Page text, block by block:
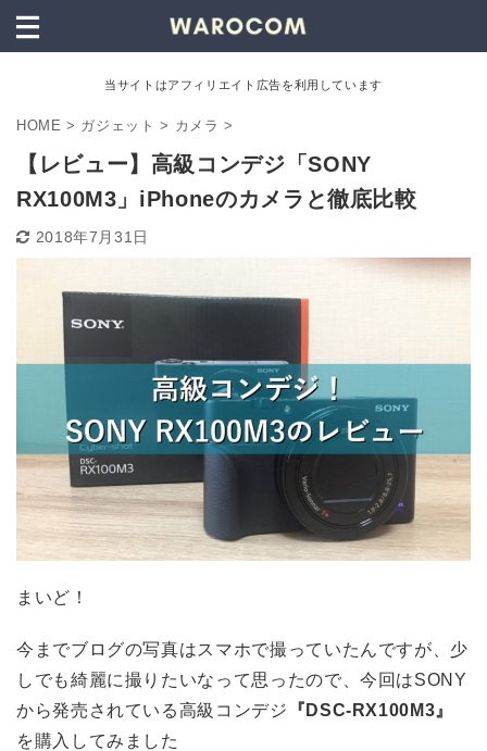
当サイトはアフィリエイト広告を利用しています
HOME > ガジェット > カメラ >
【レビュー】高級コンデジ「SONY
RX100M3」iPhoneのカメラと徹底比較
2018年7月31日
まいど！
今までブログの写真はスマホで撮っていたんですが、少
しでも綺麗に撮りたいなって思ったので、今回はSONY
から発売されている高級コンデジ 『DSC-RX100M3』
を購入してみました